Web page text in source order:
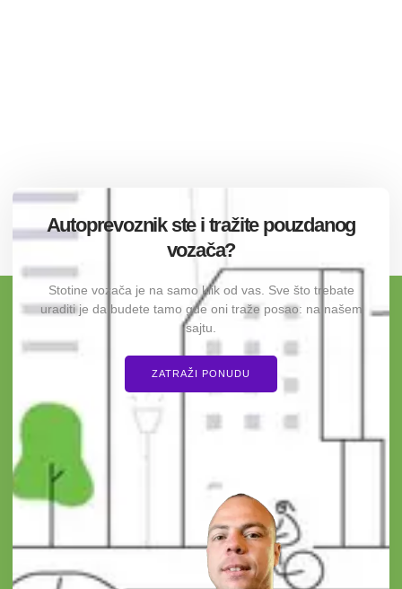
Autoprevoznik ste i tražite pouzdanog
vozača?
Stotine vozača je na samo klik od vas. Sve što trebate
uraditi je da budete tamo gde oni traže posao: na našem
sajtu.
ZATRAŽI PONUDU